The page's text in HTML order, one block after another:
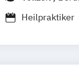
Heilpraktiker